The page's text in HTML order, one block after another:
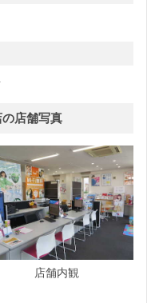
店舗写真
店舗内観